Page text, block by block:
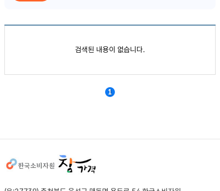
검색된 내용이 없습니다.
1